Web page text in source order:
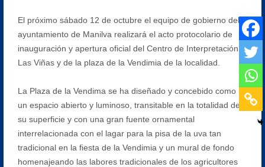
El próximo sábado 12 de octubre el equipo de gobierno del
ayuntamiento de Manilva realizará el acto protocolario de
inauguración y apertura oficial del Centro de Interpretación
Las Viñas y de la plaza de la Vendimia de la localidad.
La Plaza de la Vendima se ha diseñado y concebido como
un espacio abierto y luminoso, transitable en la totalidad de
su superficie y con una gran fuente ornamental
interrelacionada con el lagar para la pisa de la uva tan
tradicional en la fiesta de la Vendimia y un mural de fondo
homenajeando las labores tradicionales de los agricultores